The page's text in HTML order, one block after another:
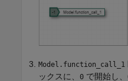
Model.function_call_1
ックスに、
0 で開始し、